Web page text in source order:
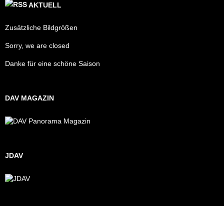
AKTUELL
Zusätzliche Bildgrößen
Sorry, we are closed
Danke für eine schöne Saison
DAV MAGAZIN
JDAV